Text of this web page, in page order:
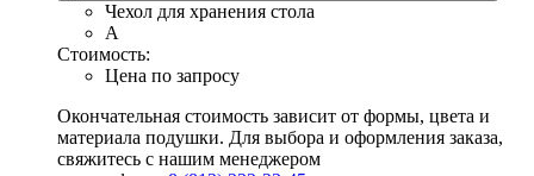
Чехол для хранения стола
A
Стоимость:
Цена по запросу
Окончательная стоимость зависит от формы, цвета и
материала подушки. Для выбора и оформления заказа,
свяжитесь с нашим менеджером